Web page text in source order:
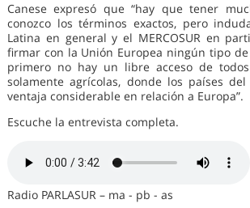
Canese expresó que “hay que tener
conozco los términos exactos, pero
Latina en general y el MERCOSUR en
firmar con la Unión Europea ningún tipo
primero no hay un libre acceso de
solamente agrícolas, donde los países del
ventaja considerable en relación a Europa”.
Escuche la entrevista completa.
Radio PARLASUR – ma - pb - as